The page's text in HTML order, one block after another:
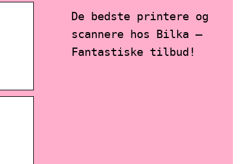
De bedste printere og
scannere hos Bilka –
Fantastiske tilbud!